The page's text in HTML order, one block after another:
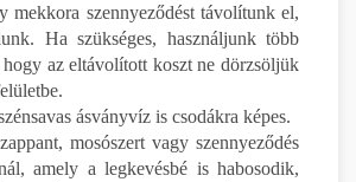
mekkora szennyeződést távolítunk el,
Ha szükséges, használjunk több
az eltávolított koszt ne dörzsöljük
ásványvíz is csodákra képes.
mosószert vagy szennyeződés
amely a legkevésbé is habosodik,